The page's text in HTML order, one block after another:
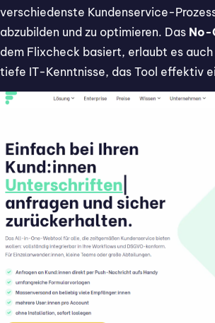
verschiedenste Kundenservice-
abzubilden und zu optimieren. Das No-
dem Flixcheck basiert, erlaubt es auch
tiefe IT-Kenntnisse, das Tool effektiv